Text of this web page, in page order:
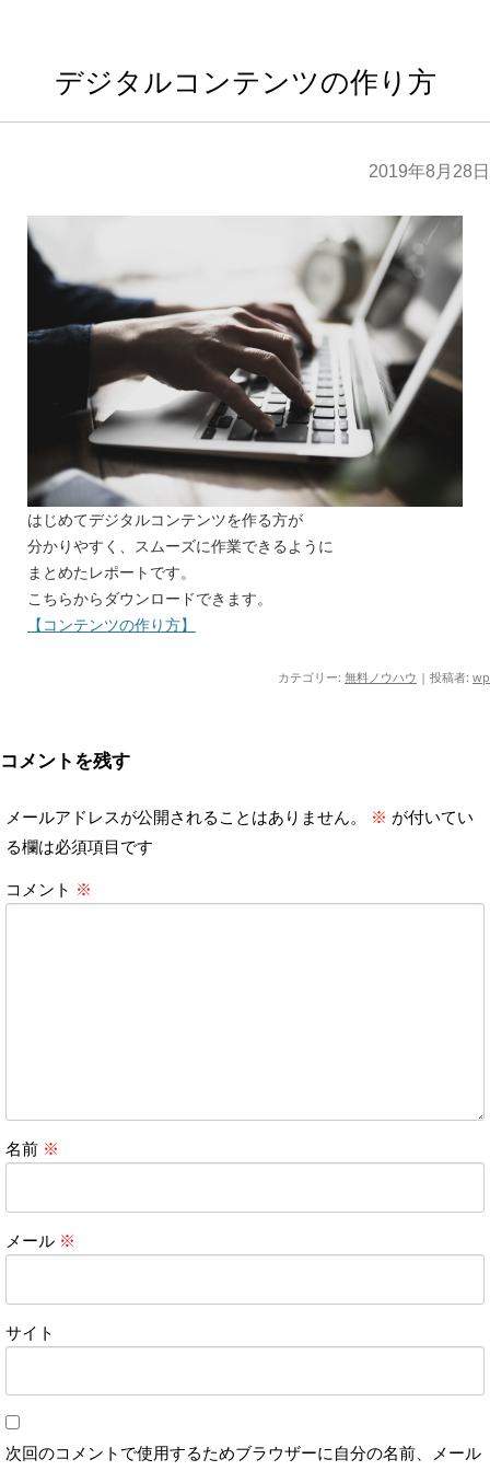
デジタルコンテンツの作り方
2019年8月28日
はじめてデジタルコンテンツを作る方が
分かりやすく、スムーズに作業できるように
まとめたレポートです。
こちらからダウンロードできます。
【コンテンツの作り方】
カテゴリー: 無料ノウハウ | 投稿者: wp
コメントを残す
メールアドレスが公開されることはありません。 ※ が付いてい
る欄は必須項目です
コメント ※
名前 ※
メール ※
サイト
次回のコメントで使用するためブラウザーに自分の名前、メール